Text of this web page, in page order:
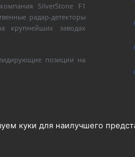
SilverStone F1
радар-детекторы
крупнейших заводах
позиции на
Silverstone F1. Все
куки для наилучшего